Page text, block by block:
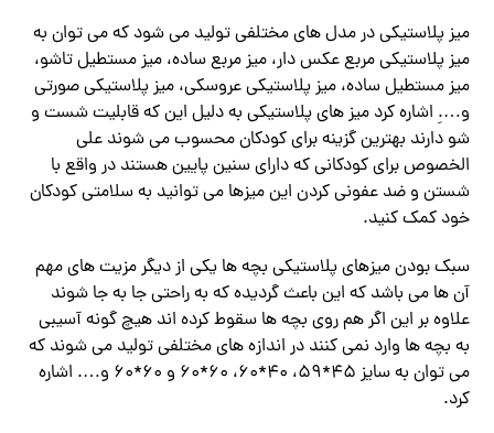
میز پلاستیکی در مدل های مختلفی تولید می شود که می توان به
میز پلاستیکی مربع عکس دار، میز مربع ساده، میز مستطیل تاشو،
میز مستطیل ساده، میز پلاستیکی عروسکی، میز پلاستیکی صورتی
و….ِ اشاره کرد میز های پلاستیکی به دلیل این که قابلیت شست و
شو دارند بهترین گزینه برای کودکان محسوب می شوند علی
الخصوص برای کودکانی که دارای سنین پایین هستند در واقع با
شستن و ضد عفونی کردن این میزها می توانید به سلامتی کودکان
خود کمک کنید.
سبک بودن میزهای پلاستیکی بچه ها یکی از دیگر مزیت های مهم
آن ها می باشد که این باعث گردیده که به راحتی جا به جا شوند
علاوه بر این اگر هم روی بچه ها سقوط کرده اند هیچ گونه آسیبی
به بچه ها وارد نمی کنند در اندازه های مختلفی تولید می شوند که
می توان به سایز 45*59، 40*60، 60*60 و 60*60 و…. اشاره
کرد.